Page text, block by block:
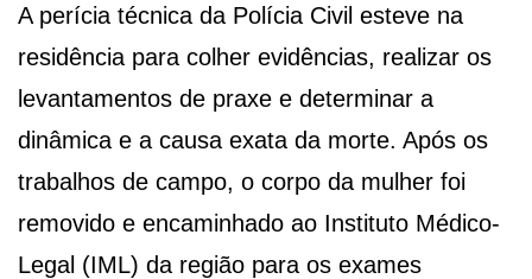
A perícia técnica da Polícia Civil esteve na
residência para colher evidências, realizar os
levantamentos de praxe e determinar a
dinâmica e a causa exata da morte. Após os
trabalhos de campo, o corpo da mulher foi
removido e encaminhado ao Instituto Médico-
Legal (IML) da região para os exames